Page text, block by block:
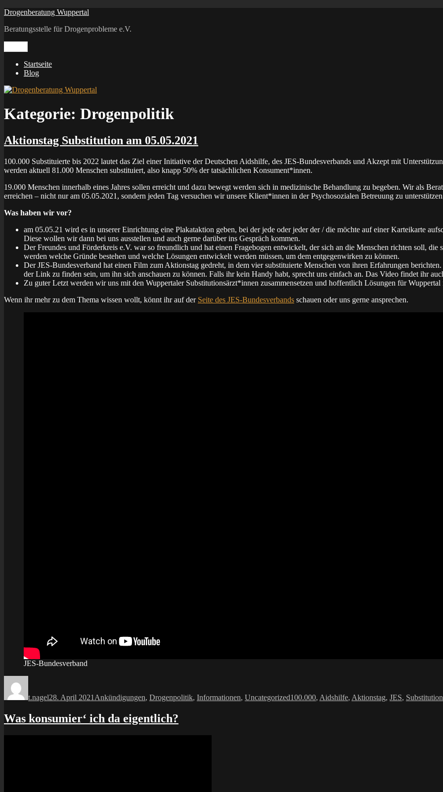
Zum
springen
Drogenberatung Wuppertal
Beratungsstelle für Drogenprobleme e.V.
Startseite
Blog
Kategorie: Drogenpolitik
Aktionstag Substitution am 05.05.2021
100.000 Substituierte bis 2022 lautet das Ziel einer Initiative der Deutschen Aidshilfe, des JES-Bundesverbands und Akzept mit
werden aktuell 81.000 Menschen substituiert, also knapp 50% der tatsächlichen Konsument*innen.
19.000 Menschen innerhalb eines Jahres sollen erreicht und dazu bewegt werden sich in medizinische Behandlung zu begeben. Wir als
erreichen – nicht nur am 05.05.2021, sondern jeden Tag versuchen wir unsere Klient*innen in der Psychosozialen Betreuung zu
Was haben wir vor?
am 05.05.21 wird es in unserer Einrichtung eine Plakataktion geben, bei der jede oder jeder der / die möchte auf einer Karteikarte
Diese wollen wir dann bei uns ausstellen und auch gerne darüber ins Gespräch kommen.
Der Freundes und Förderkreis e.V. war so freundlich und hat einen Fragebogen entwickelt, der sich an die Menschen richten soll,
werden welche Gründe bestehen und welche Lösungen entwickelt werden müssen, um dem entgegenwirken zu können.
Der JES-Bundesverband hat einen Film zum Aktionstag gedreht, in dem vier substituierte Menschen von ihren Erfahrungen
der Link zu finden sein, um ihn sich anschauen zu können. Falls ihr kein Handy habt, sprecht uns einfach an. Das Video findet ihr
Zu guter Letzt werden wir uns mit den Wuppertaler Substitutionsärzt*innen zusammensetzen und hoffentlich Lösungen für Wuppertal
Wenn ihr mehr zu dem Thema wissen wollt, könnt ihr auf der Seite des JES-Bundesverbands schauen oder uns gerne ansprechen.
JES-Bundesverband
t.nagel28. April 2021 Ankündigungen, Drogenpolitik, Informationen, Uncategorized100.000, Aidshilfe, Aktionstag, JES, Substitution
Was konsumier‘ ich da eigentlich?